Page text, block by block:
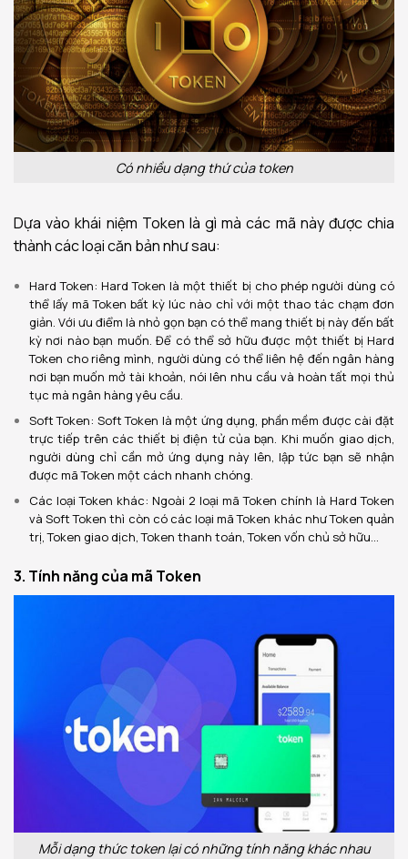
Có nhiều dạng thứ của token
Dựa vào khái niệm Token là gì mà các mã này được chia
thành các loại căn bản như sau:
Hard Token: Hard Token là một thiết bị cho phép người dùng có
thể lấy mã Token bất kỳ lúc nào chỉ với một thao tác chạm đơn
giản. Với ưu điểm là nhỏ gọn bạn có thể mang thiết bị này đến bất
kỳ nơi nào bạn muốn. Để có thể sở hữu được một thiết bị Hard
Token cho riêng mình, người dùng có thể liên hệ đến ngân hàng
nơi bạn muốn mở tài khoản, nói lên nhu cầu và hoàn tất mọi thủ
tục mà ngân hàng yêu cầu.
Soft Token: Soft Token là một ứng dụng, phần mềm được cài đặt
trực tiếp trên các thiết bị điện tử của bạn. Khi muốn giao dịch,
người dùng chỉ cần mở ứng dụng này lên, lập tức bạn sẽ nhận
được mã Token một cách nhanh chóng.
Các loại Token khác: Ngoài 2 loại mã Token chính là Hard Token
và Soft Token thì còn có các loại mã Token khác như Token quản
trị, Token giao dịch, Token thanh toán, Token vốn chủ sở hữu…
3. Tính năng của mã Token
Mỗi dạng thức token lại có những tính năng khác nhau